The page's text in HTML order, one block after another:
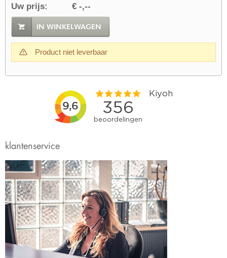
Uw prijs: € -,--
IN WINKELWAGEN
Product niet leverbaar
klantenservice